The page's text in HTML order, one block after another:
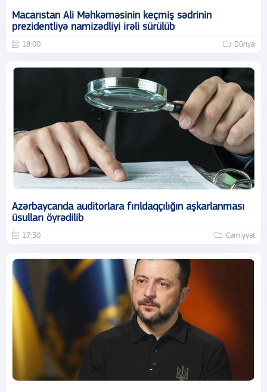
Macarıstan Ali Məhkəməsinin keçmiş sədrinin
prezidentliyə namizədliyi irəli sürülüb
18:00 Dünya
Azərbaycanda auditorlara fırıldaqçılığın aşkarlanması
üsulları öyrədilib
17:30 Cəmiyyət